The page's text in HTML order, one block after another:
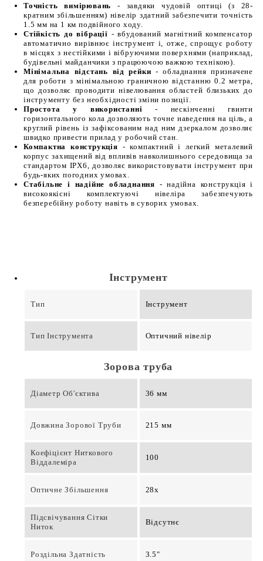
Точність вимірювань - завдяки чудовій оптиці (з 28-
кратним збільшенням) нівелір здатний забезпечити точність
1.5 мм на 1 км подвійного ходу.
Стійкість до вібрації - вбудований магнітний компенсатор
автоматично вирівнює інструмент і, отже, спрощує роботу
в місцях з нестійкими і вібруючими поверхнями (наприклад,
будівельні майданчики з працюючою важкою технікою).
Мінімальна відстань від рейки - обладнання призначене
для роботи з мінімальною граничною відстанню 0.2 метра,
що дозволяє проводити нівелювання областей близьких до
інструменту без необхідності зміни позиції.
Простота у використанні - нескінченні гвинти
горизонтального кола дозволяють точне наведення на ціль, а
круглий рівень із зафіксованим над ним дзеркалом дозволяє
швидко привести прилад у робочий стан.
Компактна конструкція - компактний і легкий металевий
корпус захищений від впливів навколишнього середовища за
стандартом IPX6, дозволяє використовувати інструмент при
будь-яких погодних умовах.
Стабільне і надійне обладнання - надійна конструкція і
високоякісні комплектуючі нівеліра забезпечують
безперебійну роботу навіть в суворих умовах.
Інструмент
Тип Інструмент
Тип Інструмента Оптичний нівелір
Зорова труба
Діаметр Об'єктива 36 мм
Довжина Зорової Труби 215 мм
Коефіцієнт Ниткового
Віддалеміра
100
Оптичне Збільшення 28x
Підсвічування Сітки
Ниток
Відсутнє
Роздільна Здатність 3.5"